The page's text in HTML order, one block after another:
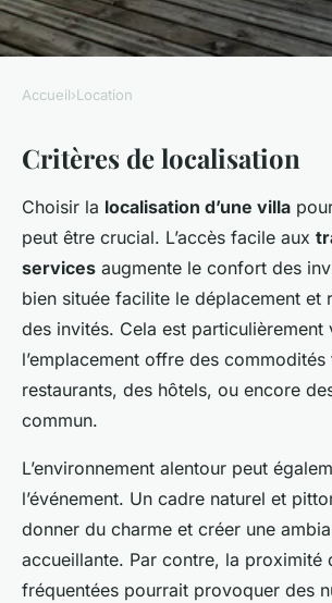
Comment choisir la
idéale pour votre
événement : critères
29 mars 2025
Accueil›Location
Critères de localisation
Choisir la localisation d’une villa
peut être crucial. L’accès facile aux
services augmente le confort des
bien située facilite le déplacement et
des invités. Cela est particulièrement
l’emplacement offre des
restaurants, des hôtels, ou encore
commun.
L’environnement alentour peut
l’événement. Un cadre naturel et
donner du charme et créer une
accueillante. Par contre, la proximité
fréquentées pourrait provoquer des